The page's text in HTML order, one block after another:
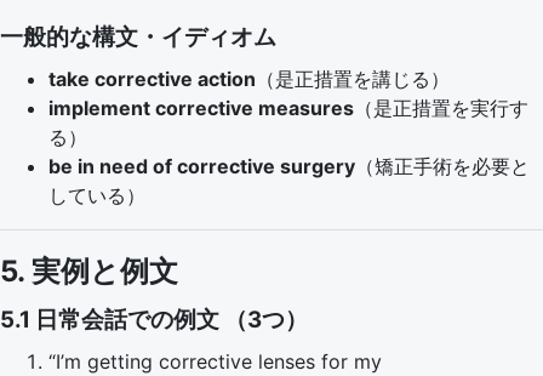
一般的な構文・イディオム
take corrective action （是正措置を講じる）
implement corrective measures （是正措置を実行す
る）
be in need of corrective surgery （矯正手術を必要と
している）
5. 実例と例文
5.1 日常会話での例文 （3つ）
“I’m getting corrective lenses for my